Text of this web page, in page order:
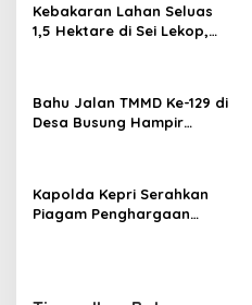
o
Kebakaran Lahan Seluas
1,5 Hektare di Sei Lekop,
Bahu Jalan TMMD Ke-129 di
Desa Busung Hampir
Kapolda Kepri Serahkan
Piagam Penghargaan